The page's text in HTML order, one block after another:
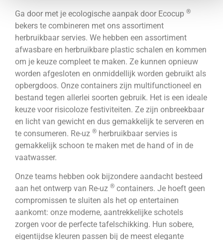
Ga door met je ecologische aanpak door Ecocup ®
bekers te combineren met ons assortiment
herbruikbaar servies. We hebben een assortiment
afwasbare en herbruikbare plastic schalen en kommen
om je keuze compleet te maken. Ze kunnen opnieuw
worden afgesloten en onmiddellijk worden gebruikt als
opbergdoos. Onze containers zijn multifunctioneel en
bestand tegen allerlei soorten gebruik. Het is een ideale
keuze voor risicoloze festiviteiten. Ze zijn onbreekbaar
en licht van gewicht en dus gemakkelijk te serveren en
te consumeren. Re-uz ® herbruikbaar servies is
gemakkelijk schoon te maken met de hand of in de
vaatwasser.
Onze teams hebben ook bijzondere aandacht besteed
aan het ontwerp van Re-uz ® containers. Je hoeft geen
compromissen te sluiten als het op entertainen
aankomt: onze moderne, aantrekkelijke schotels
zorgen voor de perfecte tafelschikking. Hun sobere,
eigentijdse kleuren passen bij de meest elegante